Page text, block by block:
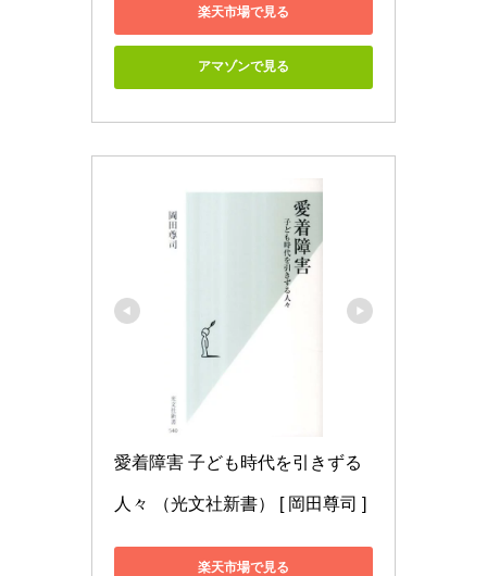
楽天市場で見る
アマゾンで見る
愛着障害 子ども時代を引きずる
人々 （光文社新書） [ 岡田尊司 ]
楽天市場で見る